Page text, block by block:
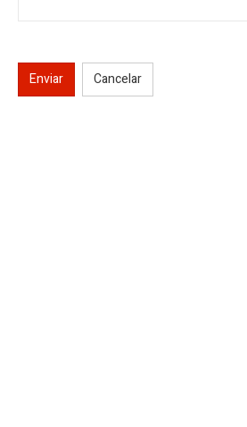
Enviar Cancelar